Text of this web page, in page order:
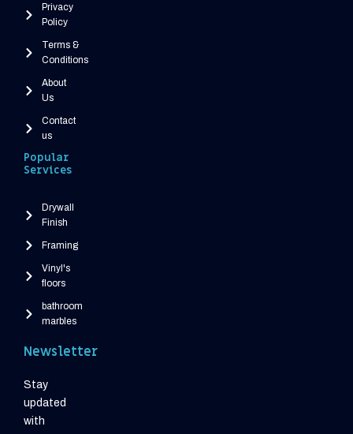
Privacy
Policy
Terms &
Conditions
About
Us
Contact
us
Popular
Services
Drywall
Finish
Framing
Vinyl's
floors
bathroom
marbles
Newsletter
Stay
updated
with